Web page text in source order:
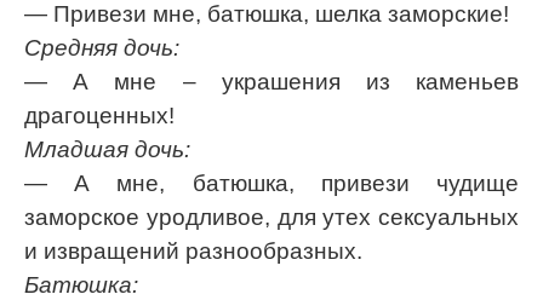
— Привези мне, батюшка, шелка заморские!
Средняя дочь:
— А мне – украшения из каменьев
драгоценных!
Младшая дочь:
— А мне, батюшка, привези чудище
заморское уродливое, для утех сексуальных
и извращений разнообразных.
Батюшка: